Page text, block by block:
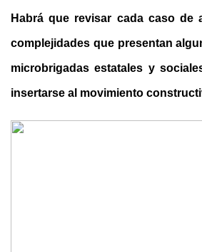
Habrá que revisar cada caso de
complejidades que presentan
microbrigadas estatales y
insertarse al movimiento